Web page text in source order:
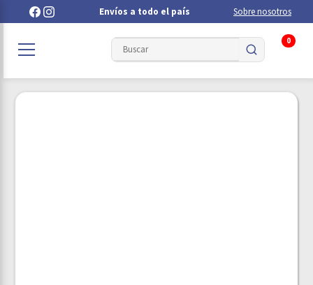
Envíos a todo el país Sobre nosotros
0